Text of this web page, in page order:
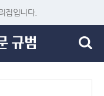
집입니다.